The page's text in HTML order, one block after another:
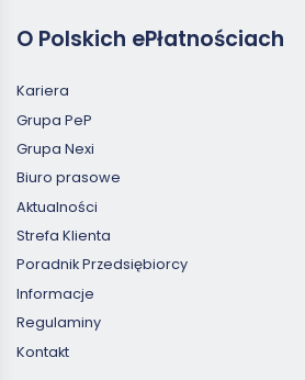
O Polskich ePłatnościach
Kariera
Grupa PeP
Grupa Nexi
Biuro prasowe
Aktualności
Strefa Klienta
Poradnik Przedsiębiorcy
Informacje
Regulaminy
Kontakt